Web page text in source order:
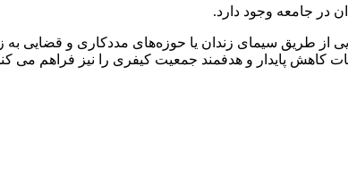
در جامعه وجود دارد.
از طریق سیمای زندان یا حوزه‌های مددکاری و قضایی
کاهش پایدار و هدفمند جمعیت کیفری را نیز فراهم می